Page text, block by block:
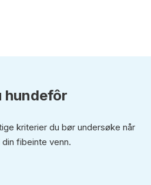
hundefôr
kriterier du bør undersøke når
fibeinte venn.